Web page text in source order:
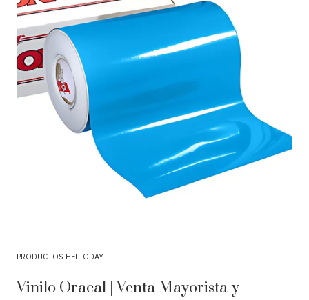
PRODUCTOS HELIODAY
Vinilo Oracal | Venta Mayorista y